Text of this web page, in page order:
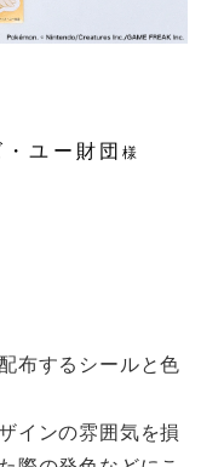
ユー財団様
布するシールと色
インの雰囲気を損